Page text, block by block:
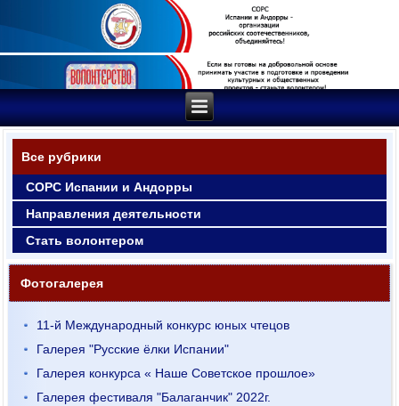
Все рубрики
СОРС Испании и Андорры
Направления деятельности
Стать волонтером
Фотогалерея
11-й Международный конкурс юных чтецов
Галерея "Русские ёлки Испании"
Галерея конкурса « Наше Советское прошлое»
Галерея фестиваля "Балаганчик" 2022г.